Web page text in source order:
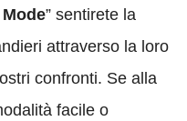
” sentirete la
attraverso la loro
confronti. Se alla
facile o